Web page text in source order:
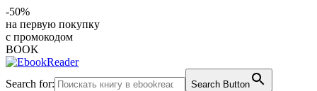
-50%
на первую покупку
с промокодом
BOOK
Search for: Search Button